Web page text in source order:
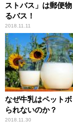
ストバス」は郵便
るバス！
2018.11.11
なぜ牛乳はペット
られないのか？
2018.11.30